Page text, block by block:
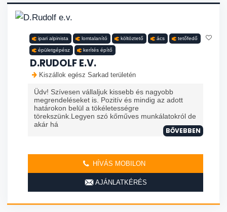
ipari alpinista lomtalanító költöztető ács tetőfedő
épületgépész kerítés építő
D.RUDOLF E.V.
Kiszállok egész Sarkad területén
Üdv! Szívesen vállaljuk kissebb és nagyobb
megrendeléseket is. Pozitív és mindig az adott
határokon belül a tökéletességre
törekszünk.Legyen szó kőműves munkálatokról de
akár há
BŐVEBBEN
HÍVÁS MOBILON
AJÁNLATKÉRÉS